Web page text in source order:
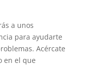
a unos
para ayudarte
Acércate
en el que